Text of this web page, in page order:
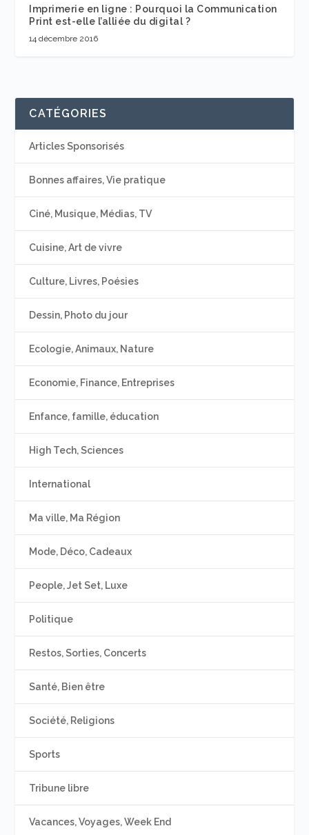
Imprimerie en ligne : Pourquoi la Communication
Print est-elle l’alliée du digital ?
14 décembre 2016
CATÉGORIES
Articles Sponsorisés
Bonnes affaires, Vie pratique
Ciné, Musique, Médias, TV
Cuisine, Art de vivre
Culture, Livres, Poésies
Dessin, Photo du jour
Ecologie, Animaux, Nature
Economie, Finance, Entreprises
Enfance, famille, éducation
High Tech, Sciences
International
Ma ville, Ma Région
Mode, Déco, Cadeaux
People, Jet Set, Luxe
Politique
Restos, Sorties, Concerts
Santé, Bien être
Société, Religions
Sports
Tribune libre
Vacances, Voyages, Week End